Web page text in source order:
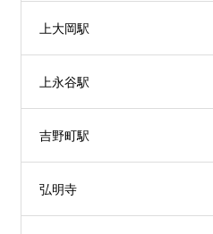
上大岡駅
上永谷駅
吉野町駅
弘明寺